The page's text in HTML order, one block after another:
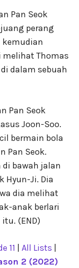
Pan Seok
perang
kemudian
Thomas
dalam sebuah
Pan Seok
Joon-Soo.
bermain bola
Pan Seok.
bawah jalan
Hyun-Ji. Dia
dia melihat
anak berlari
(END)
11 All Lists
2 (2022)